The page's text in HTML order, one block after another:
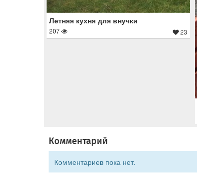
Летняя кухня для внучки
207 23
Комментарий
Комментариев пока нет.